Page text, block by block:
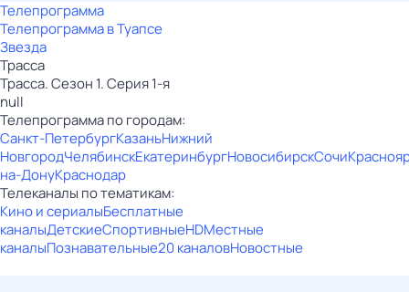
Телепрограмма
Телепрограмма в Туапсе
Звезда
Трасса
Трасса. Сезон 1. Серия 1-я
null
Телепрограмма по городам:
Санкт-ПетербургКазаньНижний
НовгородЧелябинскЕкатеринбургНовосибирскСочи
на-ДонуКраснодар
Телеканалы по тематикам:
Кино и сериалыБесплатные
каналыДетскиеСпортивныеHDМестные
каналыПознавательные20 каналовНовостные